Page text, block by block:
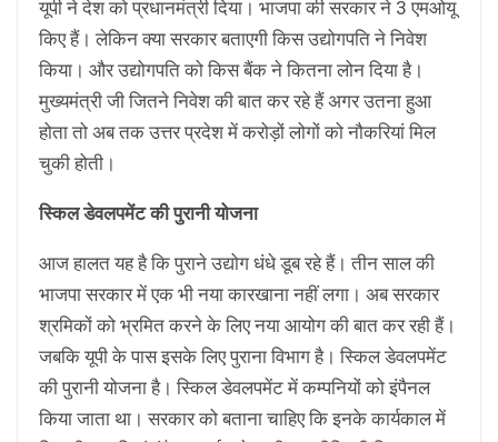
यूपी ने देश को प्रधानमंत्री दिया। भाजपा की सरकार ने 3 एमओयू
किए हैं। लेकिन क्या सरकार बताएगी किस उद्योगपति ने निवेश
किया। और उद्योगपति को किस बैंक ने कितना लोन दिया है।
मुख्यमंत्री जी जितने निवेश की बात कर रहे हैं अगर उतना हुआ
होता तो अब तक उत्तर प्रदेश में करोड़ों लोगों को नौकरियां मिल
चुकी होती।
स्किल डेवलपमेंट की पुरानी योजना
आज हालत यह है कि पुराने उद्योग धंधे डूब रहे हैं। तीन साल की
भाजपा सरकार में एक भी नया कारखाना नहीं लगा। अब सरकार
श्रमिकों को भ्रमित करने के लिए नया आयोग की बात कर रही हैं।
जबकि यूपी के पास इसके लिए पुराना विभाग है। स्किल डेवलपमेंट
की पुरानी योजना है। स्किल डेवलपमेंट में कम्पनियों को इंपैनल
किया जाता था। सरकार को बताना चाहिए कि इनके कार्यकाल में